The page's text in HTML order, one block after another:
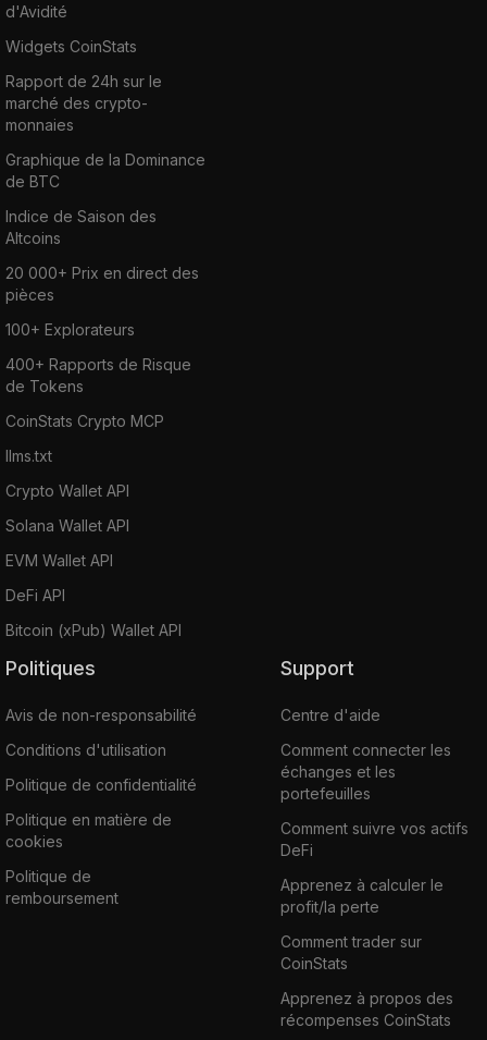
d'Avidité
Widgets CoinStats
Rapport de 24h sur le
marché des crypto-
monnaies
Graphique de la Dominance
de BTC
Indice de Saison des
Altcoins
20 000+ Prix en direct des
pièces
100+ Explorateurs
400+ Rapports de Risque
de Tokens
CoinStats Crypto MCP
llms.txt
Crypto Wallet API
Solana Wallet API
EVM Wallet API
DeFi API
Bitcoin (xPub) Wallet API
Politiques
Avis de non-responsabilité
Conditions d'utilisation
Politique de confidentialité
Politique en matière de
cookies
Politique de
remboursement
Support
Centre d'aide
Comment connecter les
échanges et les
portefeuilles
Comment suivre vos actifs
DeFi
Apprenez à calculer le
profit/la perte
Comment trader sur
CoinStats
Apprenez à propos des
récompenses CoinStats